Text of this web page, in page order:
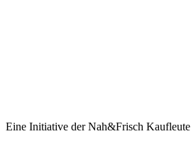
Eine Initiative der Nah&Frisch Kaufleute